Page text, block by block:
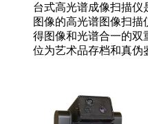
台式高光谱成像扫描仪
图像的高光谱图像扫
得图像和光谱合一的双
位为艺术品存档和真伪